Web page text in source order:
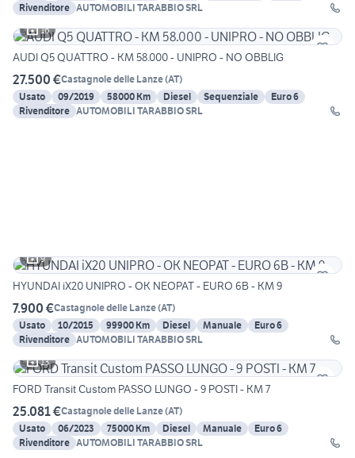
Rivenditore AUTOMOBILI TARABBIO SRL
16
AUDI Q5 QUATTRO - KM 58.000 - UNIPRO - NO OBBLIG
27.500 €Castagnole delle Lanze(AT)
Usato
09/2019 58000 Km Diesel Sequenziale
Euro 6
Rivenditore AUTOMOBILI TARABBIO SRL
9
HYUNDAI iX20 UNIPRO - OK NEOPAT - EURO 6B - KM 9
7.900 €Castagnole delle Lanze(AT)
Usato
10/2015 99900 Km Diesel Manuale
Euro 6
Rivenditore AUTOMOBILI TARABBIO SRL
13
FORD Transit Custom PASSO LUNGO - 9 POSTI - KM 7
25.081 €Castagnole delle Lanze(AT)
Usato
06/2023 75000 Km Diesel Manuale
Euro 6
Rivenditore AUTOMOBILI TARABBIO SRL